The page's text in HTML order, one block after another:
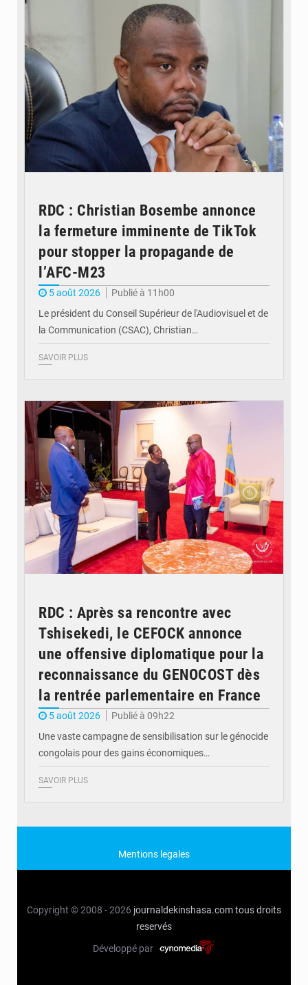
RDC : Christian Bosembe annonce
la fermeture imminente de TikTok
pour stopper la propagande de
l’AFC-M23
5 août 2026
Publié à 11h00
Le président du Conseil Supérieur de l'Audiovisuel et de
la Communication (CSAC), Christian…
SAVOIR PLUS
RDC : Après sa rencontre avec
Tshisekedi, le CEFOCK annonce
une offensive diplomatique pour la
reconnaissance du GENOCOST dès
la rentrée parlementaire en France
5 août 2026
Publié à 09h22
Une vaste campagne de sensibilisation sur le génocide
congolais pour des gains économiques…
SAVOIR PLUS
Mentions legales
Copyright © 2008 - 2026 journaldekinshasa.comtous droits
reservés
Développé par